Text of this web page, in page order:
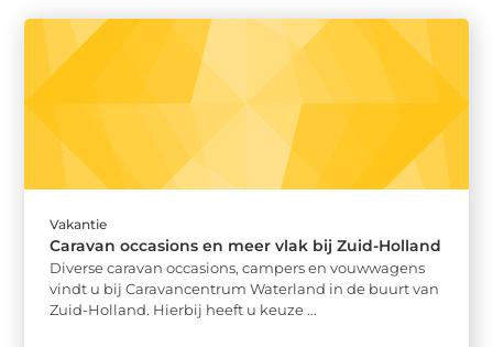
Vakantie
Caravan occasions en meer vlak bij Zuid-Holland
Diverse caravan occasions, campers en vouwwagens
vindt u bij Caravancentrum Waterland in de buurt van
Zuid-Holland. Hierbij heeft u keuze ...